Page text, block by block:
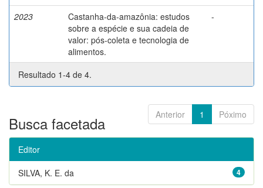
2023
Castanha-da-amazônia: estudos
sobre a espécie e sua cadeia de
valor: pós-coleta e tecnologia de
alimentos.
-
Resultado 1-4 de 4.
Anterior 1 Póximo
Busca facetada
Editor
4
SILVA, K. E. da